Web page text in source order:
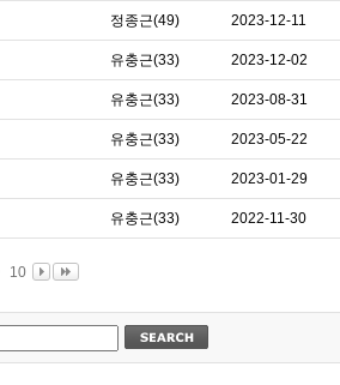
정종근(49) 2023-12-11
유충근(33) 2023-12-02
유충근(33) 2023-08-31
유충근(33) 2023-05-22
유충근(33) 2023-01-29
유충근(33) 2022-11-30
10